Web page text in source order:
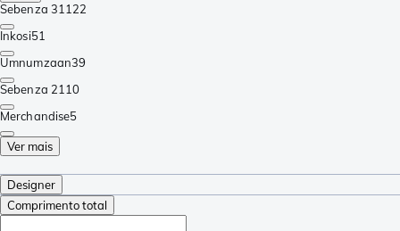
Sebenza 31 122
Inkosi51
Umnumzaan39
Sebenza 21 10
Merchandise5
Ver mais
Designer
Comprimento total